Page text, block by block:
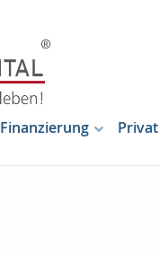
Finanzierung Privat